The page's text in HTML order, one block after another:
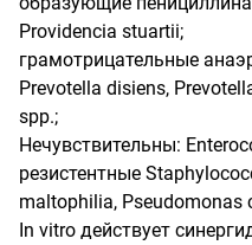
Providencia stuartii;
грамотрицательные
Prevotella disiens,
spp.;
Нечувствительны:
резистентные
maltophilia, Pseudomonas
In vitro действует